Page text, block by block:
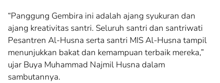
“Panggung Gembira ini adalah ajang syukuran dan
ajang kreativitas santri. Seluruh santri dan santriwati
Pesantren Al-Husna serta santri MIS Al-Husna tampil
menunjukkan bakat dan kemampuan terbaik mereka,”
ujar Buya Muhammad Najmil Husna dalam
sambutannya.